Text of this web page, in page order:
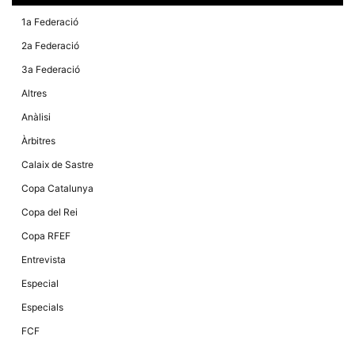
1a Federació
2a Federació
3a Federació
Altres
Anàlisi
Àrbitres
Calaix de Sastre
Copa Catalunya
Copa del Rei
Copa RFEF
Entrevista
Especial
Especials
FCF
comportament